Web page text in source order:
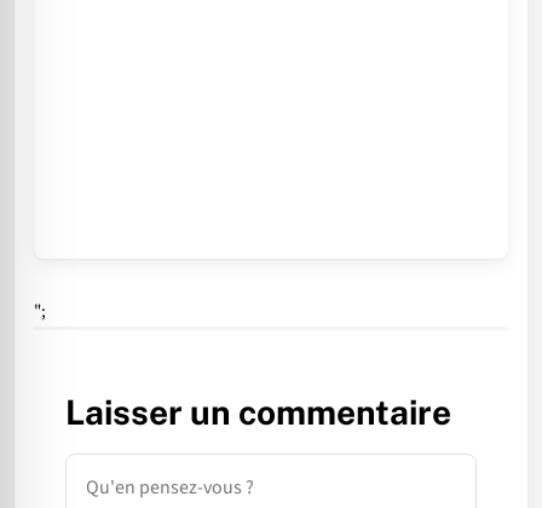
";
Laisser un commentaire
Commentaire